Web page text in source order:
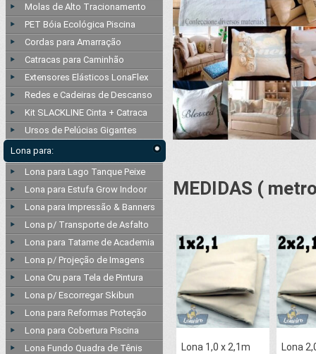
Molas de Alto Tracionamento
PET Bóia Ecológica Piscina
Cordas para Amarração
Catracas para Caminhão
Extensores Elásticos LonaFlex
Redes e Cadeiras de Descanso
Kit SLACKLINE Cinta + Catraca
Ursos de Pelúcias Gigantes
Lona para:
Lona para Lago Tanque Peixe
Lona para Estufa Grow Indoor
Lona para Impressão & Banners
Lona p/ Transporte de Asfalto
Lona para Tatame de Academia
Lona p/ Projeção de Imagens
Lona Cru para Tela de Pintura
Lona p/ Escorregar Skibun
Lona para Reformas Proteção
Lona para Cobertura Piscina
Lona Fundo Quadra de Tênis
MEDIDAS (
Lona 1,0 x 2,1m
Lona